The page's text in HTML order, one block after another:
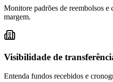
Monitore padrões de reembolsos e
margem.
Visibilidade de
Entenda fundos recebidos e